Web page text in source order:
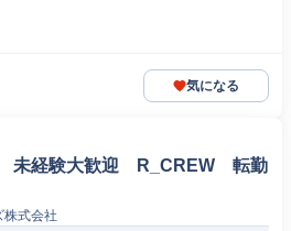
気になる
未経験大歓迎 R_CREW 転勤
株式会社